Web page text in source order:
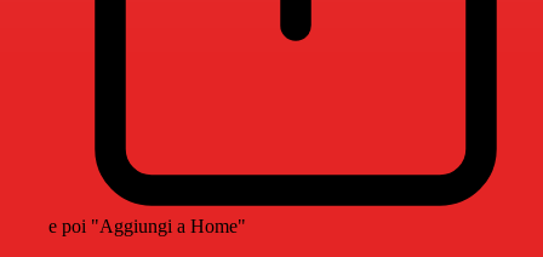
e poi "Aggiungi a Home"